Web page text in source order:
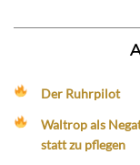
Der Ruhrpilot
Waltrop als
statt zu pflegen